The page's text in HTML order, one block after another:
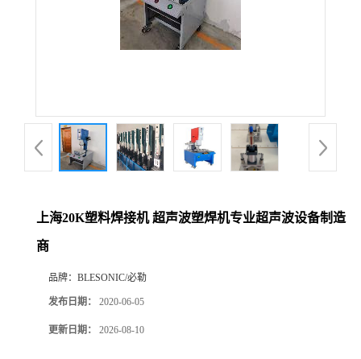
上海20K塑料焊接机 超声波塑焊机专业超声波设备制造
商
品牌： BLESONIC/必勒
发布日期： 2020-06-05
更新日期： 2026-08-10